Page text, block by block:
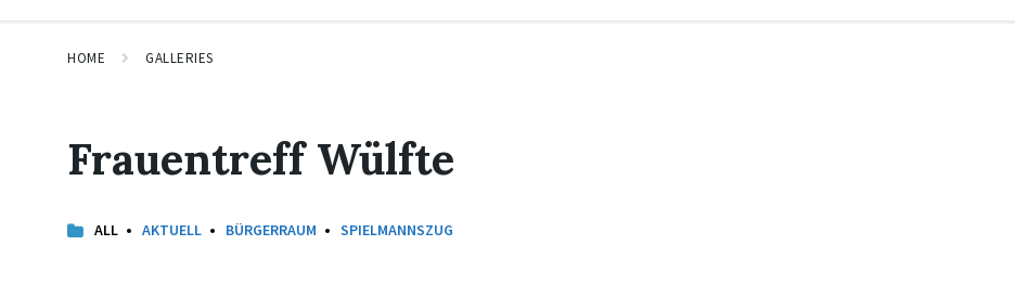
HOME GALLERIES
Frauentreff Wülfte
ALL AKTUELL BÜRGERRAUM SPIELMANNSZUG